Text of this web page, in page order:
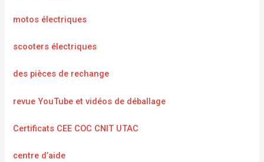
motos électriques
scooters électriques
des pièces de rechange
revue YouTube et vidéos de déballage
Certificats CEE COC CNIT UTAC
centre d’aide